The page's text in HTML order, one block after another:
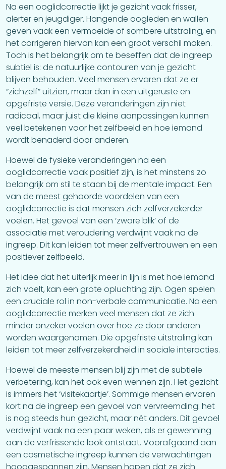
Na een ooglidcorrectie lijkt je gezicht vaak frisser,
alerter en jeugdiger. Hangende oogleden en wallen
geven vaak een vermoeide of sombere uitstraling, en
het corrigeren hiervan kan een groot verschil maken.
Toch is het belangrijk om te beseffen dat de ingreep
subtiel is: de natuurlijke contouren van je gezicht
blijven behouden. Veel mensen ervaren dat ze er
“zichzelf” uitzien, maar dan in een uitgeruste en
opgefriste versie. Deze veranderingen zijn niet
radicaal, maar juist die kleine aanpassingen kunnen
veel betekenen voor het zelfbeeld en hoe iemand
wordt benaderd door anderen.
Hoewel de fysieke veranderingen na een
ooglidcorrectie vaak positief zijn, is het minstens zo
belangrijk om stil te staan bij de mentale impact. Een
van de meest gehoorde voordelen van een
ooglidcorrectie is dat mensen zich zelfverzekerder
voelen. Het gevoel van een ‘zware blik’ of de
associatie met veroudering verdwijnt vaak na de
ingreep. Dit kan leiden tot meer zelfvertrouwen en een
positiever zelfbeeld.
Het idee dat het uiterlijk meer in lijn is met hoe iemand
zich voelt, kan een grote opluchting zijn. Ogen spelen
een cruciale rol in non-verbale communicatie. Na een
ooglidcorrectie merken veel mensen dat ze zich
minder onzeker voelen over hoe ze door anderen
worden waargenomen. Die opgefriste uitstraling kan
leiden tot meer zelfverzekerdheid in sociale interacties.
Hoewel de meeste mensen blij zijn met de subtiele
verbetering, kan het ook even wennen zijn. Het gezicht
is immers het ‘visitekaartje’. Sommige mensen ervaren
kort na de ingreep een gevoel van vervreemding: het
is nog steeds hun gezicht, maar nét anders. Dit gevoel
verdwijnt vaak na een paar weken, als er gewenning
aan de verfrissende look ontstaat. Voorafgaand aan
een cosmetische ingreep kunnen de verwachtingen
hooggespannen zijn. Mensen hopen dat ze zich